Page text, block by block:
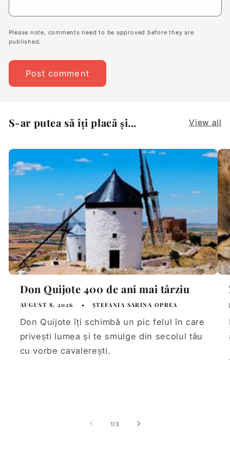
Please note, comments need to be approved before they are
published.
S-ar putea să îți placă și... View all
Don Quijote 400 de ani mai târziu
AUGUST 8, 2026 ȘTEFANIA SARINA OPREA
Don Quijote îți schimbă un pic felul în care
privești lumea și te smulge din secolul tău
cu vorbe cavalerești.
1/of
3